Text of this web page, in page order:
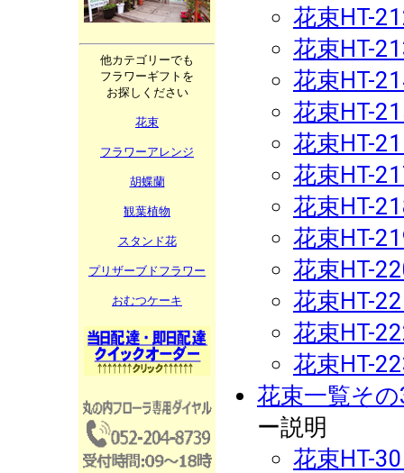
他カテゴリーでも
フラワーギフトを
お探しください
花束
フラワーアレンジ
胡蝶蘭
観葉植物
スタンド花
プリザーブドフラワー
おむつケーキ
花束HT-
花束HT-
花束HT-
花束HT-
花束HT-
花束HT-
花束HT-
花束HT-
花束HT-
花束HT-
花束HT-
花束HT-
花束一覧そ
ー説明
花束HT-